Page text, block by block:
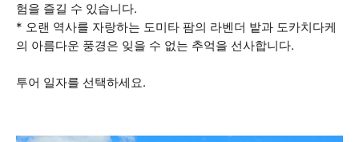
험을 즐길 수 있습니다.
* 오랜 역사를 자랑하는 도미타 팜의 라벤더 밭과 도카치다케
의 아름다운 풍경은 잊을 수 없는 추억을 선사합니다.
투어 일자를 선택하세요.